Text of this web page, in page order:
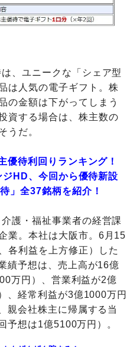
、ユニークな「シェア型
は人気の電子ギフト。株
の金額は下がってしまう
資する場合は、株主数の
うだ。
優待利回りランキング！
HD、今回から優待新設
」全37銘柄を紹介！
護・福祉事業者の経営課
業。本社は大阪市。6月15
各利益を上方修正）した
績予想は、売上高が16億
万円）、営業利益が2億
、経常利益が3億1000万円
親会社株主に帰属する当
予想は1億5100万円）。